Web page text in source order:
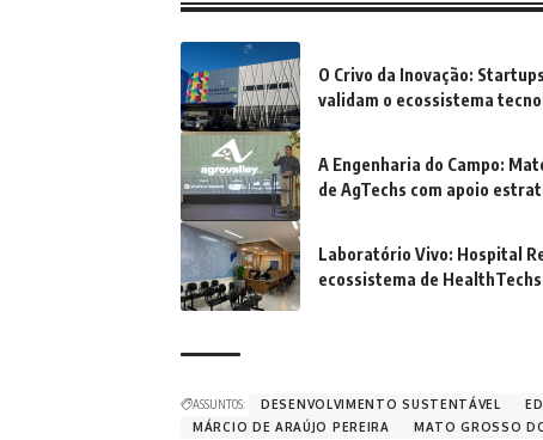
O Crivo da Inovação:
validam o ecossistema
A Engenharia do Campo:
de AgTechs com apoio
Laboratório Vivo: Hospital
ecossistema de HealthTechs
ASSUNTOS: DESENVOLVIMENTO SUSTENTÁVEL
MÁRCIO DE ARAÚJO PEREIRA
MATO GROSSO